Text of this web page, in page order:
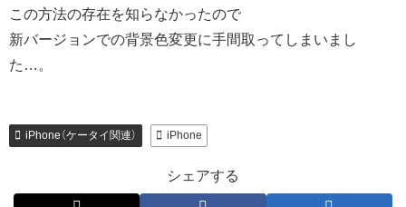
この方法の存在を知らなかったので
新バージョンでの背景色変更に手間取ってしまいまし
た…。
iPhone（ケータイ関連） iPhone
シェアする